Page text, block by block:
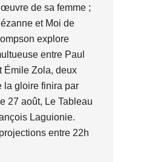
de sa femme ;
et Moi de
explore
entre Paul
Émile Zola, deux
la gloire finira par
27 août, Le Tableau
Laguionie.
entre 22h